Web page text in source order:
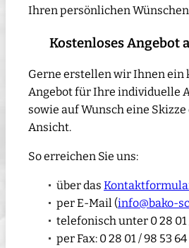
Ihren persönlichen
Kostenloses Angebot
Gerne erstellen wir Ihnen ein
Angebot für Ihre individuelle
sowie auf Wunsch eine
Ansicht.
So erreichen Sie uns:
über das
per E-Mail (info@bako-
telefonisch unter 0 28 01
per Fax: 0 28 01 / 98 53 64